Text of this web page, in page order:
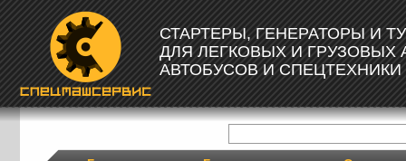
СТАРТЕРЫ, ГЕНЕРАТОРЫ И
ДЛЯ ЛЕГКОВЫХ И ГРУЗОВЫХ
АВТОБУСОВ И СПЕЦТЕХНИКИ